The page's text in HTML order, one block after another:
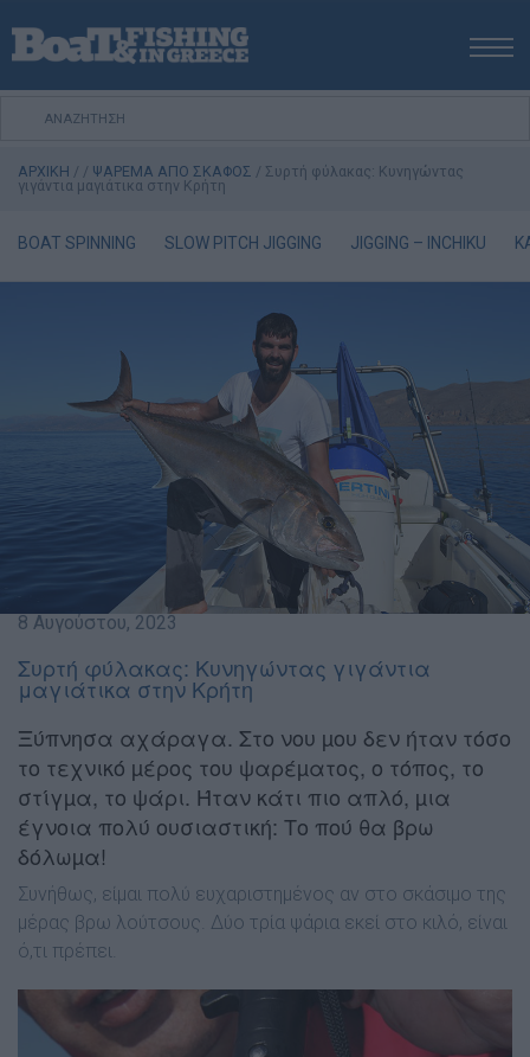
ΑΡΧΙΚΗ
ΕΚΔΟΣΕΙΣ
ΨΑΡΕΜΑ ΑΠΟ ΣΚΑΦΟΣ
ΕΞΟΠΛΙΣΜΟΣ
ΘΕΣΣΑΛΟΝΙΚΗ BOAT & FISHING SHOW 2025
BOAT & FISHING SHOW 2025
ΑΡΧΙΚΗ / / ΨΑΡΕΜΑ ΑΠΟ ΣΚΑΦΟΣ / Συρτή φύλακας: Kυνηγώντας
γιγάντια μαγιάτικα στην Κρήτη
BOAT SPINNING SLOW PITCH JIGGING JIGGING – INCHIKU
8 Αυγούστου, 2023
Συρτή φύλακας: Kυνηγώντας γιγάντια
μαγιάτικα στην Κρήτη
Ξύπνησα αχάραγα. Στο νου µου δεν ήταν τόσο
το τεχνικό µέρος του ψαρέµατος, ο τόπος, το
στίγµα, το ψάρι. Ήταν κάτι πιο απλό, µια
έγνοια πολύ ουσιαστική: Το πού θα βρω
δόλωµα!
Συνήθως, είµαι πολύ ευχαριστηµένος αν στο σκάσιµο της
µέρας βρω λούτσους. ∆ύο τρία ψάρια εκεί στο κιλό, είναι
ό,τι πρέπει.